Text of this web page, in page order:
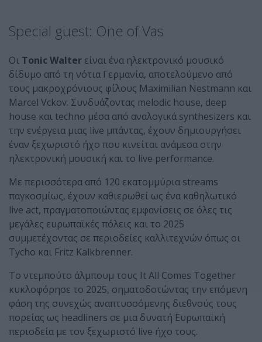
Special guest: One of Vas
Οι Tonic Walter είναι ένα ηλεκτρονικό μουσικό
δίδυμο από τη νότια Γερμανία, αποτελούμενο από
τους μακροχρόνιους φίλους Maximilian Nestmann και
Marcel Vckov. Συνδυάζοντας melodic house, deep
house και techno μέσα από αναλογικά synthesizers και
την ενέργεια μιας live μπάντας, έχουν δημιουργήσει
έναν ξεχωριστό ήχο που κινείται ανάμεσα στην
ηλεκτρονική μουσική και το live performance.
Με περισσότερα από 120 εκατομμύρια streams
παγκοσμίως, έχουν καθιερωθεί ως ένα καθηλωτικό
live act, πραγματοποιώντας εμφανίσεις σε όλες τις
μεγάλες ευρωπαϊκές πόλεις και το 2025
συμμετέχοντας σε περιοδείες καλλιτεχνών όπως οι
Tycho και Fritz Kalkbrenner.
Το ντεμπούτο άλμπουμ τους It All Comes Together
κυκλοφόρησε το 2025, σηματοδοτώντας την επόμενη
φάση της συνεχώς αναπτυσσόμενης διεθνούς τους
πορείας ως headliners σε μια δυνατή Ευρωπαϊκή
περιοδεία με τον ξεχωριστό live ήχο τους.